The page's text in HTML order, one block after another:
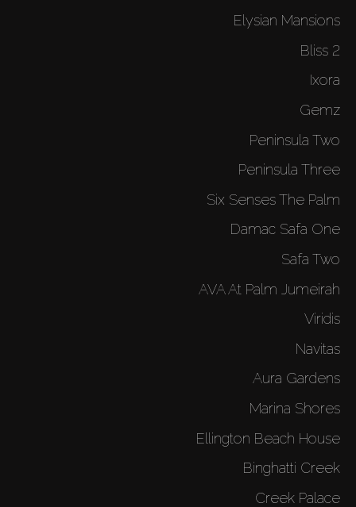
Elysian Mansions
Bliss 2
Ixora
Gemz
Peninsula Two
Peninsula Three
Six Senses The Palm
Damac Safa One
Safa Two
AVA At Palm Jumeirah
Viridis
Navitas
Aura Gardens
Marina Shores
Ellington Beach House
Binghatti Creek
Creek Palace